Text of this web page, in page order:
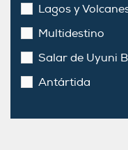
Lagos y
Multidestino
Salar de Uyuni
Antártida